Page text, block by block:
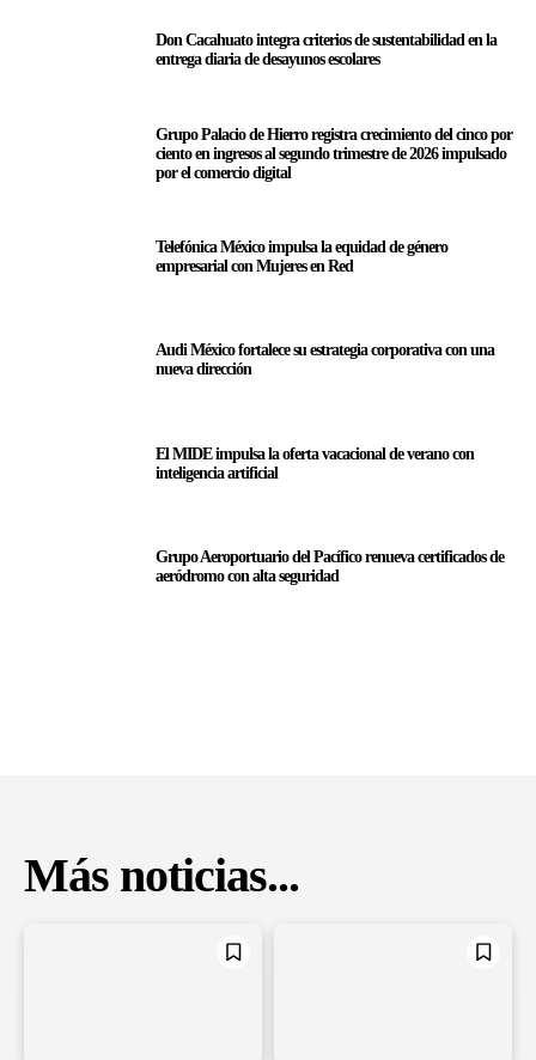
Don Cacahuato integra criterios de sustentabilidad en la
entrega diaria de desayunos escolares
Grupo Palacio de Hierro registra crecimiento del cinco por
ciento en ingresos al segundo trimestre de 2026 impulsado
por el comercio digital
Telefónica México impulsa la equidad de género
empresarial con Mujeres en Red
Audi México fortalece su estrategia corporativa con una
nueva dirección
El MIDE impulsa la oferta vacacional de verano con
inteligencia artificial
Grupo Aeroportuario del Pacífico renueva certificados de
aeródromo con alta seguridad
Más noticias...